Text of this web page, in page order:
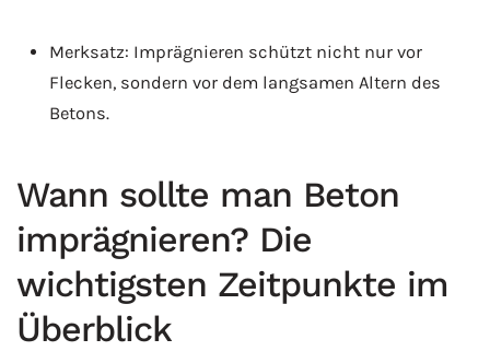
Merksatz: Imprägnieren schützt nicht nur vor
Flecken, sondern vor dem langsamen Altern des
Betons.
Wann sollte man Beton
imprägnieren? Die
wichtigsten Zeitpunkte im
Überblick